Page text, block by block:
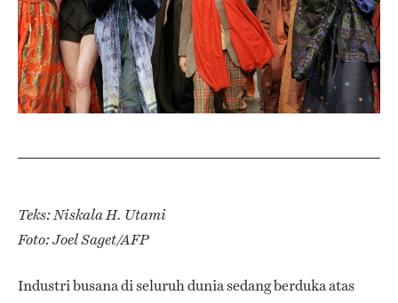
Teks: Niskala H. Utami
Foto:Joel Saget/AFP
Industri busana di seluruh dunia sedang berduka atas